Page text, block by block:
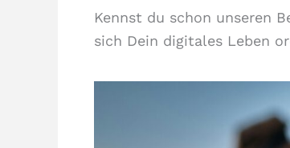
Kennst du schon unseren
sich Dein digitales Leben